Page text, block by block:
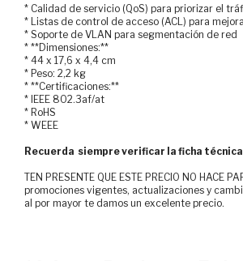
* Calidad de servicio (QoS) para priorizar el
* Listas de control de acceso (ACL) para
* Soporte de VLAN para segmentación de red
* **Dimensiones:**
* 44 x 17,6 x 4,4 cm
* Peso: 2,2 kg
* **Certificaciones:**
* IEEE 802.3af/at
* RoHS
* WEEE
Recuerda siempre verificar la ficha
TEN PRESENTE QUE ESTE PRECIO NO HACE
promociones vigentes, actualizaciones y
al por mayor te damos un excelente precio.